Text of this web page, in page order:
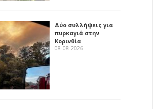
Δύο συλλήψεις για
πυρκαγιά στην
Κορινθία
08-08-2026